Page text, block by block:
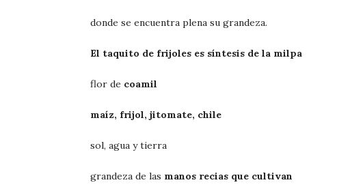
donde se encuentra plena su grandeza.
El taquito de frijoles es síntesis de la milpa
flor de coamil
maíz, frijol, jitomate, chile
sol, agua y tierra
grandeza de las manos recias que cultivan